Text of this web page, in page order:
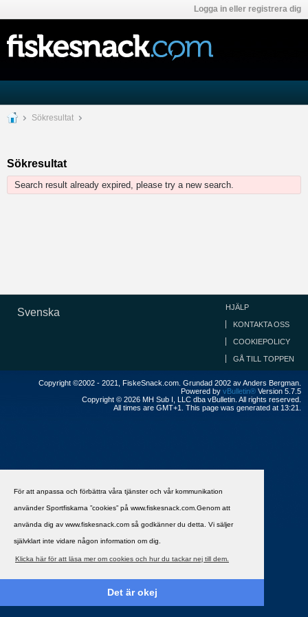
För att anpassa och förbättra våra tjänster och vår kommunikation
använder Sportfiskarna ”cookies” på www.fiskesnack.com.Genom att
använda dig av www.fiskesnack.com så godkänner du detta. Vi säljer
självklart inte vidare någon information om dig.
Klicka här för att läsa mer om cookies och hur du tackar nej till dem.
Det är okej
Logga in eller registrera dig
Sökresultat
Sökresultat
Search result already expired, please try a new search.
Svenska HJÄLP
KONTAKTA OSS
COOKIEPOLICY
GÅ TILL TOPPEN
Copyright ©2002 - 2021, FiskeSnack.com. Grundad 2002 av Anders Bergman.
Powered by vBulletin® Version 5.7.5
Copyright © 2026 MH Sub I, LLC dba vBulletin. All rights reserved.
All times are GMT+1. This page was generated at 13:21.